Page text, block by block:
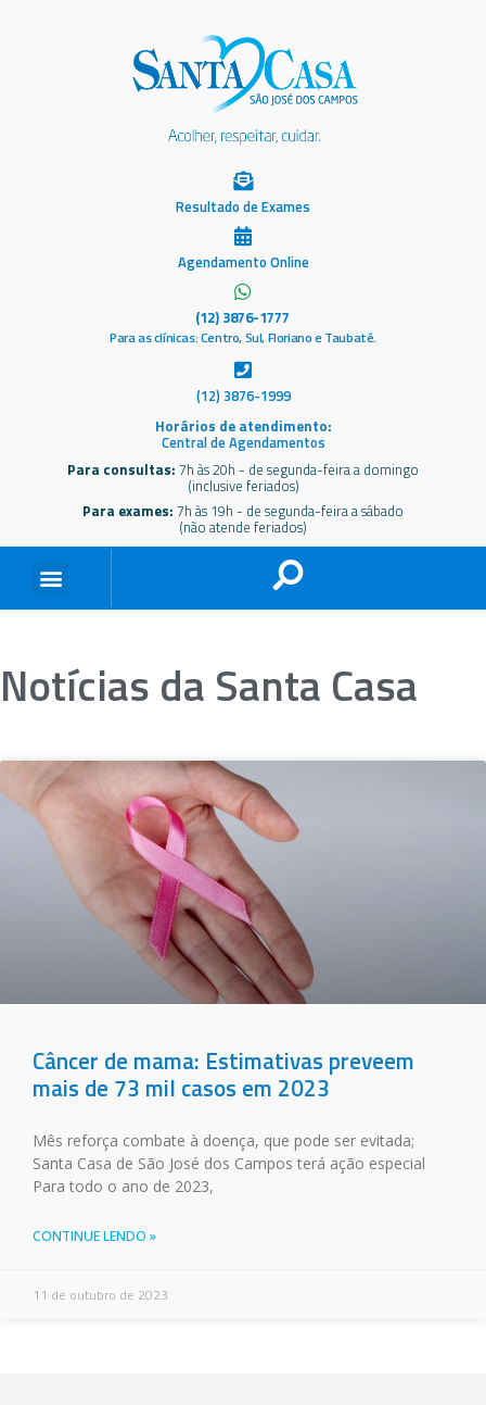
Resultado de Exames
Agendamento Online
(12) 3876-1777
Para as clínicas: Centro, Sul, Floriano e Taubaté.
(12) 3876-1999
Horários de atendimento:
Central de Agendamentos
Para consultas: 7h às 20h - de segunda-feira a domingo
(inclusive feriados)
Para exames: 7h às 19h - de segunda-feira a sábado
(não atende feriados)
Notícias da Santa Casa
Câncer de mama: Estimativas preveem
mais de 73 mil casos em 2023
Mês reforça combate à doença, que pode ser evitada;
Santa Casa de São José dos Campos terá ação especial
Para todo o ano de 2023,
CONTINUE LENDO »
11 de outubro de 2023